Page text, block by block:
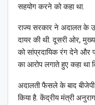
सहयोग करने को कहा था.
राज्य सरकार ने अदालत के
दायर की थी. दूसरी ओर,
को सांप्रदायिक रंग देने और
का आरोप लगाते हुए कहा था
अदालती फैसले के बाद
किया है. केंद्रीय मंत्री